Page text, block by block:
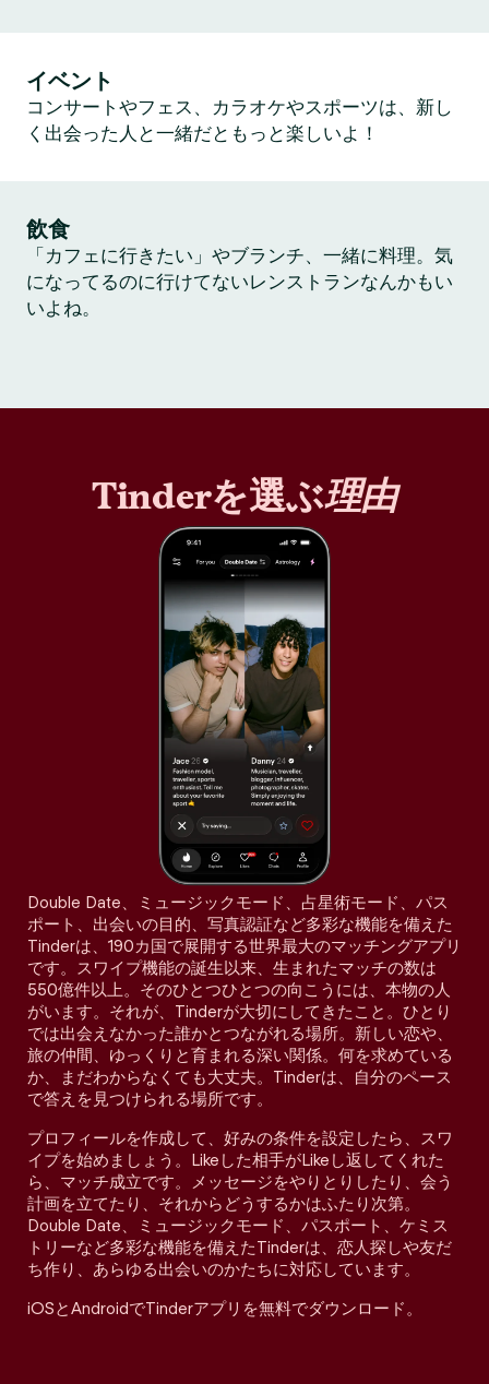
イベント
コンサートやフェス、カラオケやスポーツは、新し
く出会った人と一緒だともっと楽しいよ！
飲食
「カフェに行きたい」やブランチ、一緒に料理。気
になってるのに行けてないレンストランなんかもい
いよね。
Tinderを選ぶ理由
Double Date、ミュージックモード、占星術モード、パス
ポート、出会いの目的、写真認証など多彩な機能を備えた
Tinderは、190カ国で展開する世界最大のマッチングアプリ
です。スワイプ機能の誕生以来、生まれたマッチの数は
550億件以上。そのひとつひとつの向こうには、本物の人
がいます。それが、Tinderが大切にしてきたこと。ひとり
では出会えなかった誰かとつながれる場所。新しい恋や、
旅の仲間、ゆっくりと育まれる深い関係。何を求めている
か、まだわからなくても大丈夫。Tinderは、自分のペース
で答えを見つけられる場所です。
プロフィールを作成して、好みの条件を設定したら、スワ
イプを始めましょう。Likeした相手がLikeし返してくれた
ら、マッチ成立です。メッセージをやりとりしたり、会う
計画を立てたり、それからどうするかはふたり次第。
Double Date、ミュージックモード、パスポート、ケミス
トリーなど多彩な機能を備えたTinderは、恋人探しや友だ
ち作り、あらゆる出会いのかたちに対応しています。
iOSとAndroidでTinderアプリを無料でダウンロード。